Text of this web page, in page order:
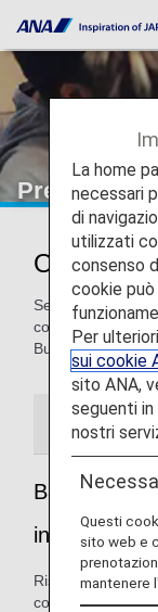
Pre-ordina i
Ordina i
Se voli con ANA,
come come
Business Class,
Bagaglio
Bagaglio
internazionali
Risparmia tempo
con il check-in
La home
necessari
di
utilizzati
consenso
cookie
Per
sui cookie
sito ANA,
seguenti
nostri
Questi
sito web e
mantenere